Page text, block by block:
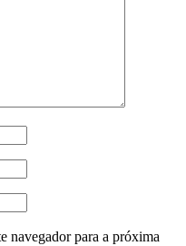
navegador para a próxima